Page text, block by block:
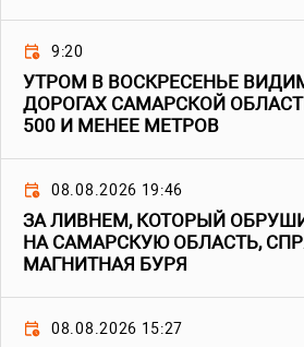
9:20
УТРОМ В ВОСКРЕСЕНЬЕ
ДОРОГАХ САМАРСКОЙ
500 И МЕНЕЕ МЕТРОВ
08.08.2026 19:46
ЗА ЛИВНЕМ, КОТОРЫЙ
НА САМАРСКУЮ ОБЛАСТЬ,
МАГНИТНАЯ БУРЯ
08.08.2026 15:27